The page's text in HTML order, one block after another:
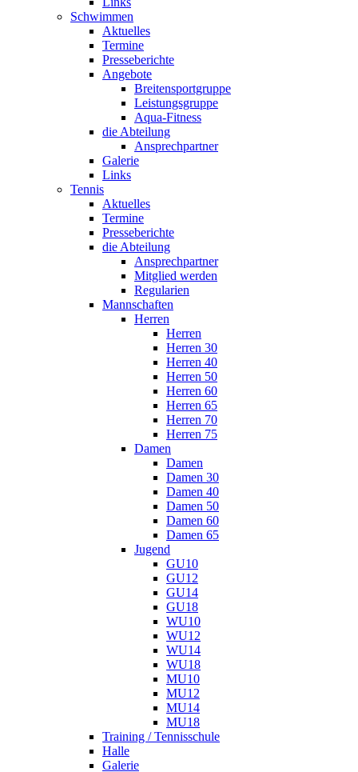
Schwimmen
Aktuelles
Termine
Presseberichte
Angebote
Breitensportgruppe
Leistungsgruppe
Aqua-Fitness
die Abteilung
Ansprechpartner
Galerie
Links
Tennis
Aktuelles
Termine
Presseberichte
die Abteilung
Ansprechpartner
Mitglied werden
Regularien
Mannschaften
Herren
Herren
Herren 30
Herren 40
Herren 50
Herren 60
Herren 65
Herren 70
Herren 75
Damen
Damen
Damen 30
Damen 40
Damen 50
Damen 60
Damen 65
Jugend
GU10
GU12
GU14
GU18
WU10
WU12
WU14
WU18
MU10
MU12
MU14
MU18
Training / Tennisschule
Halle
Galerie